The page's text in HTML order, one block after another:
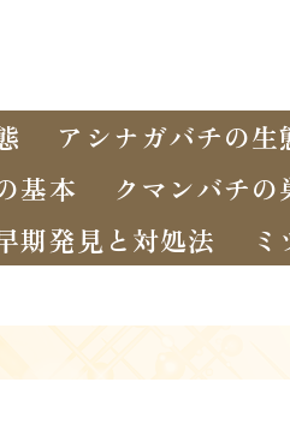
アシナガバチの生
基本
クマンバチ
期発見と対処法